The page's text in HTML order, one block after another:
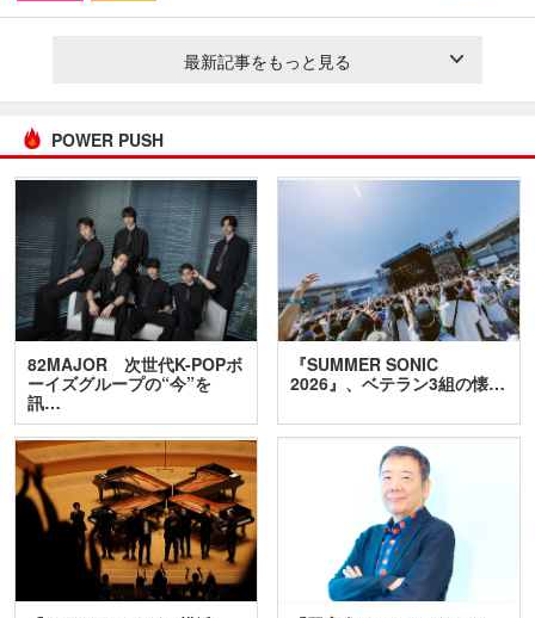
最新記事をもっと見る
POWER PUSH
82MAJOR 次世代K-POPボ
ーイズグループの“今”を
訊…
『SUMMER SONIC
2026』、ベテラン3組の懐…